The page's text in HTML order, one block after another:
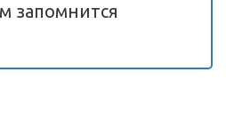
запомнится